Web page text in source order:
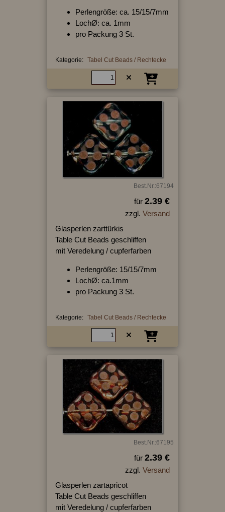
Perlengröße: ca. 15/15/7mm
LochØ: ca. 1mm
pro Packung 3 St.
Kategorie: Tabel Cut Beads / Rechtecke
Best.Nr.:67194
für 2.39 €
zzgl. Versand
Glasperlen zarttürkis
Table Cut Beads geschliffen
mit Veredelung / cupferfarben
Perlengröße: 15/15/7mm
LochØ: ca.1mm
pro Packung 3 St.
Kategorie: Tabel Cut Beads / Rechtecke
Best.Nr.:67195
für 2.39 €
zzgl. Versand
Glasperlen zartapricot
Table Cut Beads geschliffen
mit Veredelung / cupferfarben